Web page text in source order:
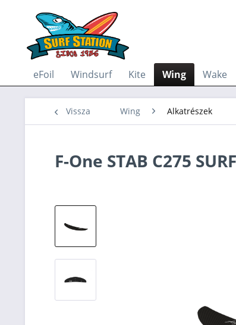
eFoil Windsurf Kite Wing Wake
Vissza Wing Alkatrészek
F-One STAB C275